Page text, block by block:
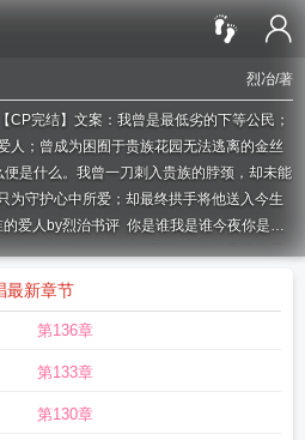
烈冶/著
CP完结】文案：我曾是最低劣的下等公民；
人；曾成为困囿于贵族花园无法逃离的金丝
是什么。我曾一刀刺入贵族的脖颈，却未能
为守护心中所爱；却最终拱手将他送入今生
爱人by烈治书评 你是谁我是谁今夜你是谁
今夜你谁遗忘今晚你是谁今夜你是谁的爱
夜谁是谁
是谁的谁今夜的你在谁约会
否想起我原唱
今夜你是谁的爱人免费阅读
最新章节
第136章
第133章
第130章